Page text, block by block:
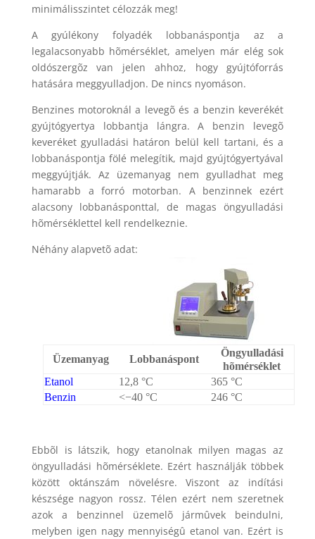
minimálisszintet célozzák meg!
A gyúlékony folyadék lobbanáspontja az a
legalacsonyabb hõmérséklet, amelyen már elég sok
oldószergõz van jelen ahhoz, hogy gyújtóforrás
hatására meggyulladjon. De nincs nyomáson.
Benzines motoroknál a levegõ és a benzin keverékét
gyújtógyertya lobbantja lángra. A benzin levegõ
keveréket gyulladási határon belül kell tartani, és a
lobbanáspontja fölé melegítik, majd gyújtógyertyával
meggyújtják. Az üzemanyag nem gyulladhat meg
hamarabb a forró motorban. A benzinnek ezért
alacsony lobbanásponttal, de magas öngyulladási
hõmérséklettel kell rendelkeznie.
Néhány alapvetõ adat:
Üzemanyag Lobbanáspont
Öngyulladási
hõmérséklet
Etanol
12,8 °C
365 °C
Benzin
<−40 °C 246 °C
Ebbõl is látszik, hogy etanolnak milyen magas az
öngyulladási hõmérséklete. Ezért használják többek
között oktánszám növelésre. Viszont az indítási
készsége nagyon rossz. Télen ezért nem szeretnek
azok a benzinnel üzemelõ jármûvek beindulni,
melyben igen nagy mennyiségû etanol van. Ezért is